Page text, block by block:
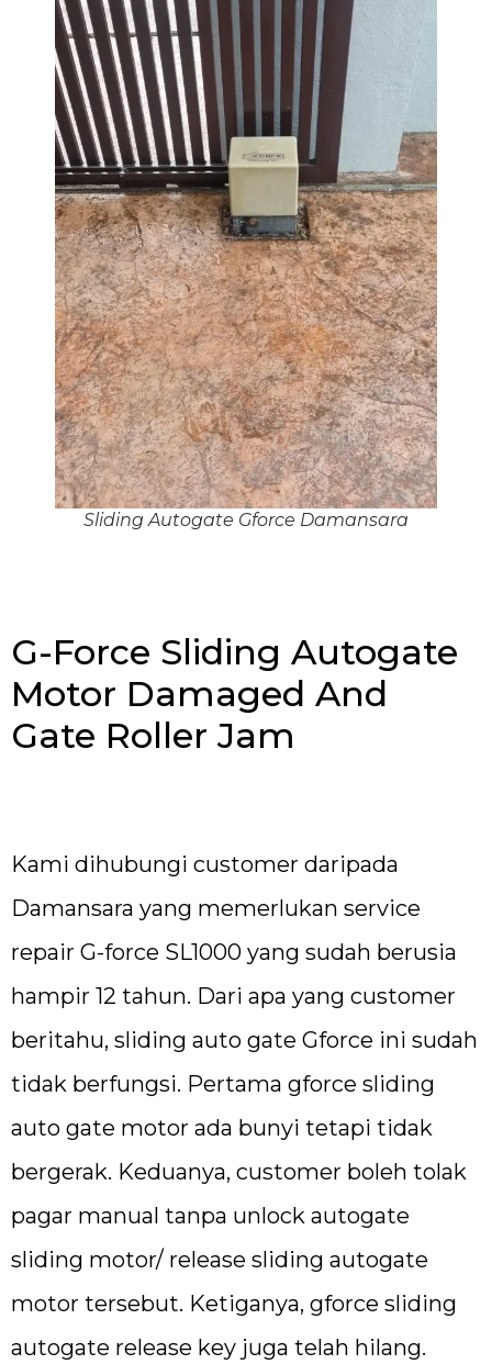
Sliding Autogate Gforce Damansara
G-Force Sliding Autogate
Motor Damaged And
Gate Roller Jam
Kami dihubungi customer daripada
Damansara yang memerlukan service
repair G-force SL1000 yang sudah berusia
hampir 12 tahun. Dari apa yang customer
beritahu, sliding auto gate Gforce ini sudah
tidak berfungsi. Pertama gforce sliding
auto gate motor ada bunyi tetapi tidak
bergerak. Keduanya, customer boleh tolak
pagar manual tanpa unlock autogate
sliding motor/ release sliding autogate
motor tersebut. Ketiganya, gforce sliding
autogate release key juga telah hilang.